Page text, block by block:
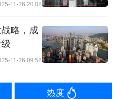
续到期，重定价释放
净息差趋稳形成有利
与行业引导，为银行
11-26 20:08
战略，成
11-26 09:58
热度